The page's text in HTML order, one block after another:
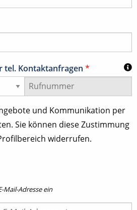
Kontaktanfragen *
und Kommunikation per
Sie können diese Zustimmung
widerrufen.
Mail-Adresse ein